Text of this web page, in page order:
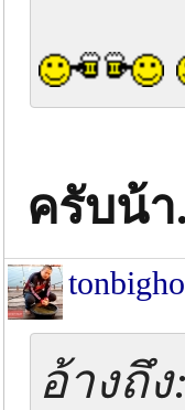
ครับน้
อ้างถึง